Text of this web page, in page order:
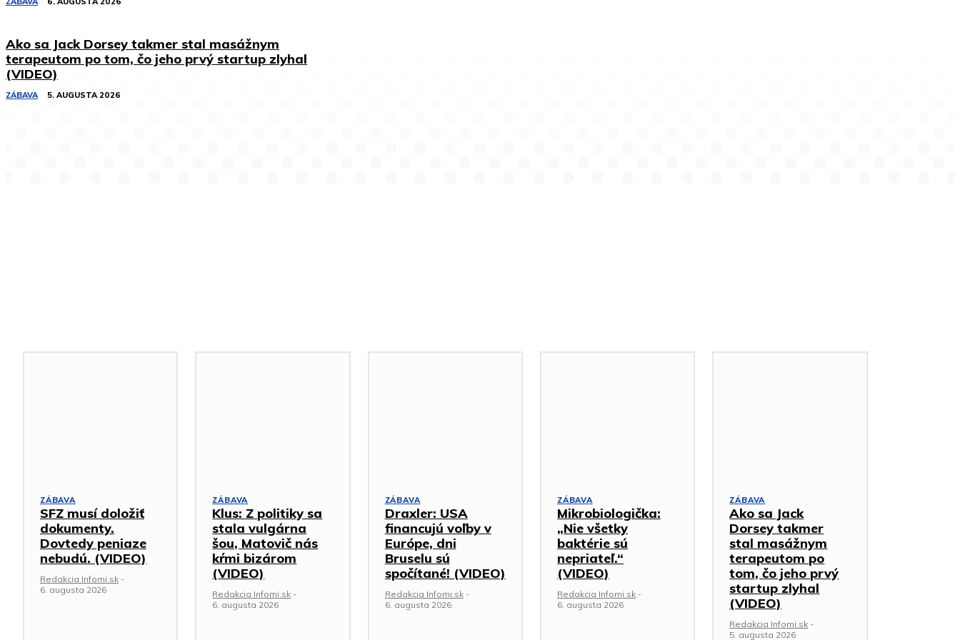
Ako sa Jack Dorsey takmer stal masážnym
terapeutom po tom, čo jeho prvý startup zlyhal
(VIDEO)
ZÁBAVA 5. AUGUSTA 2026
ZÁBAVA
SFZ musí doložiť
dokumenty.
Dovtedy peniaze
nebudú. (VIDEO)
Redakcia Infomi.sk -
6. augusta 2026
ZÁBAVA
Klus: Z politiky sa
stala vulgárna
šou, Matovič nás
kŕmi bizárom
(VIDEO)
Redakcia Infomi.sk -
6. augusta 2026
ZÁBAVA
Draxler: USA
financujú voľby v
Európe, dni
Bruselu sú
spočítané! (VIDEO)
Redakcia Infomi.sk -
6. augusta 2026
ZÁBAVA
Mikrobiologička:
„Nie všetky
baktérie sú
nepriateľ.“
(VIDEO)
Redakcia Infomi.sk -
6. augusta 2026
ZÁBAVA
Ako sa Jack
Dorsey takmer
stal masážnym
terapeutom po
tom, čo jeho prvý
startup zlyhal
(VIDEO)
Redakcia Infomi.sk -
5. augusta 2026